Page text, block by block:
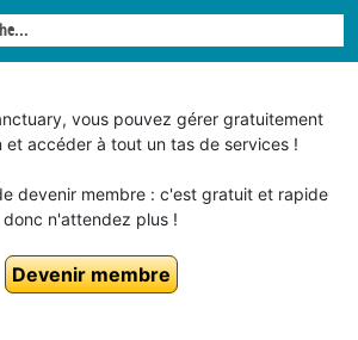
vous pouvez gérer gratuitement
et accéder à tout un tas de services !
devenir membre : c'est gratuit et rapide
donc n'attendez plus !
Devenir membre